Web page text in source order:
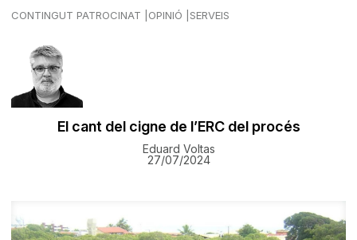
CONTINGUT PATROCINAT OPINIÓ SERVEIS
El cant del cigne de l’ERC del procés
Eduard Voltas
27/07/2024